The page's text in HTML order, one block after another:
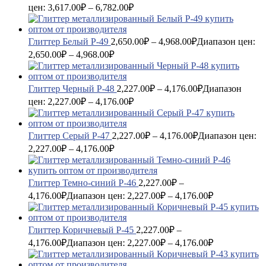
цен: 3,617.00₽ – 6,782.00₽
Глиттер Белый P-49 2,650.00₽ – 4,968.00₽Диапазон цен:
2,650.00₽ – 4,968.00₽
Глиттер Черный P-48 2,227.00₽ – 4,176.00₽Диапазон
цен: 2,227.00₽ – 4,176.00₽
Глиттер Серый P-47 2,227.00₽ – 4,176.00₽Диапазон цен:
2,227.00₽ – 4,176.00₽
Глиттер Темно-синий P-46 2,227.00₽ –
4,176.00₽Диапазон цен: 2,227.00₽ – 4,176.00₽
Глиттер Коричневый P-45 2,227.00₽ –
4,176.00₽Диапазон цен: 2,227.00₽ – 4,176.00₽